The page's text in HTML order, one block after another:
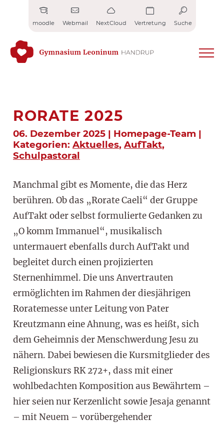
moodle Webmail NextCloud Vertretung Suche
RORATE 2025
06. Dezember 2025 | Homepage-Team |
Kategorien: Aktuelles, AufTakt,
Schulpastoral
Manchmal gibt es Momente, die das Herz
berühren. Ob das „Rorate Caeli“ der Gruppe
AufTakt oder selbst formulierte Gedanken zu
„O komm Immanuel“, musikalisch
untermauert ebenfalls durch AufTakt und
begleitet durch einen projizierten
Sternenhimmel. Die uns Anvertrauten
ermöglichten im Rahmen der diesjährigen
Roratemesse unter Leitung von Pater
Kreutzmann eine Ahnung, was es heißt, sich
dem Geheimnis der Menschwerdung Jesu zu
nähern. Dabei bewiesen die Kursmitglieder des
Religionskurs RK 272+, dass mit einer
wohlbedachten Komposition aus Bewährtem –
hier seien nur Kerzenlicht sowie Jesaja genannt
– mit Neuem – vorübergehender